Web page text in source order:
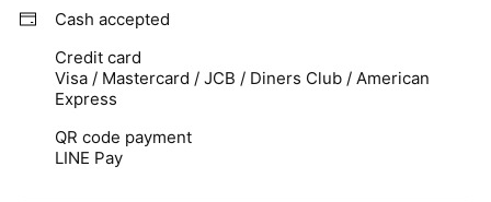
Cash accepted
Credit card
Visa / Mastercard / JCB / Diners Club / American
Express
QR code payment
LINE Pay